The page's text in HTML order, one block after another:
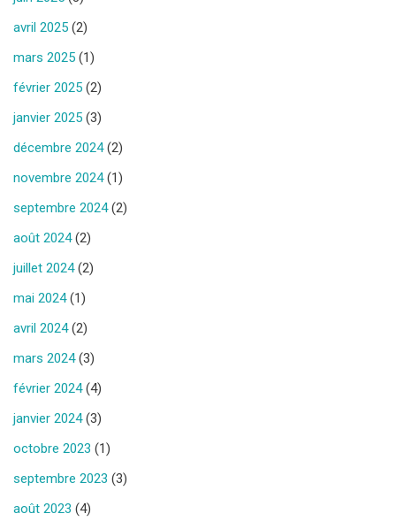
avril 2025 (2)
mars 2025 (1)
février 2025 (2)
janvier 2025 (3)
décembre 2024(2)
novembre 2024(1)
septembre 2024(2)
août 2024(2)
juillet 2024(2)
mai 2024(1)
avril 2024(2)
mars 2024(3)
février 2024(4)
janvier 2024(3)
octobre 2023 (1)
septembre 2023 (3)
août 2023 (4)